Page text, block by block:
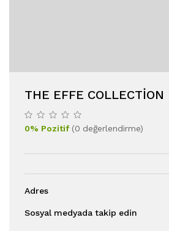
THE EFFE COLLECTION
0% Pozitif(0 değerlendirme)
Adres
Sosyal medyada takip edin